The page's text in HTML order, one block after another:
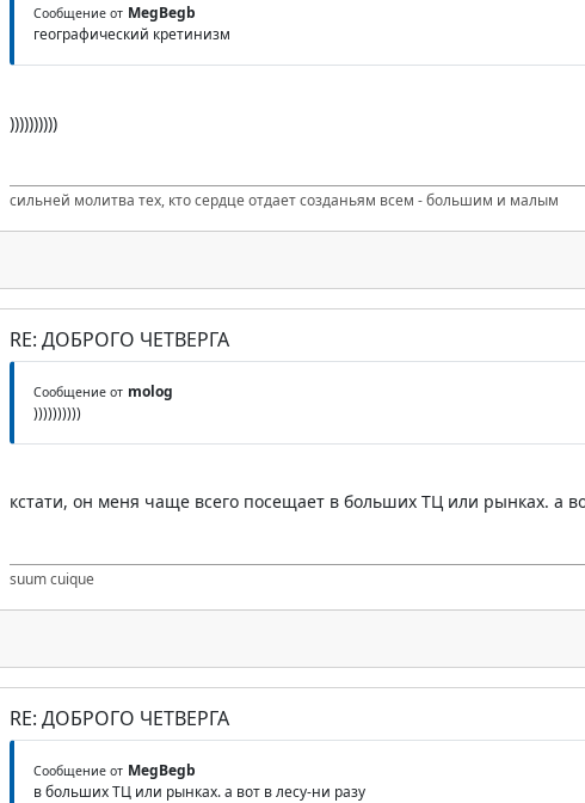
Сообщение от MegBegb
географический кретинизм
))))))))))
сильней молитва тех, кто сердце отдает созданьям всем - большим и малым
RE: ДОБРОГО ЧЕТВЕРГА
Сообщение от molog
))))))))))
кстати, он меня чаще всего посещает в больших ТЦ или рынках. а
suum cuique
RE: ДОБРОГО ЧЕТВЕРГА
Сообщение от MegBegb
в больших ТЦ или рынках. а вот в лесу-ни разу